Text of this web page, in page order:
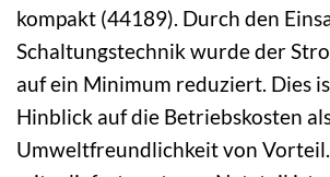
kompakt (44189). Durch den
Schaltungstechnik wurde der
auf ein Minimum reduziert. Dies
Hinblick auf die Betriebskosten
Umweltfreundlichkeit von